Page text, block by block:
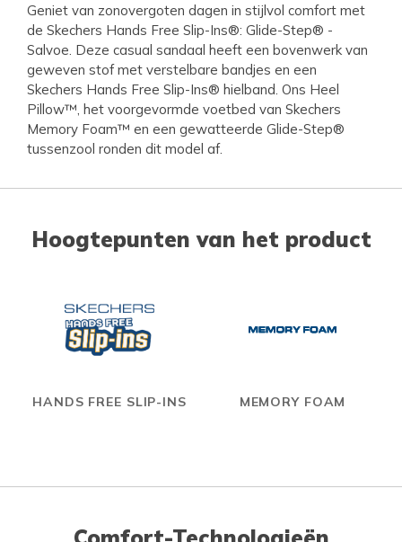
Geniet van zonovergoten dagen in stijlvol comfort met
de Skechers Hands Free Slip-Ins®: Glide-Step® -
Salvoe. Deze casual sandaal heeft een bovenwerk van
geweven stof met verstelbare bandjes en een
Skechers Hands Free Slip-Ins® hielband. Ons Heel
Pillow™, het voorgevormde voetbed van Skechers
Memory Foam™ en een gewatteerde Glide-Step®
tussenzool ronden dit model af.
Hoogtepunten van het product
HANDS FREE SLIP-INS MEMORY FOAM